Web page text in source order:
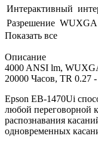
Интерактивный
Разрешение WUXGA
Показать все
Описание
4000 ANSI lm,
20000 Часов, TR 0.27
Epson EB-1470Ui
любой переговорной
распознавания
одновременных